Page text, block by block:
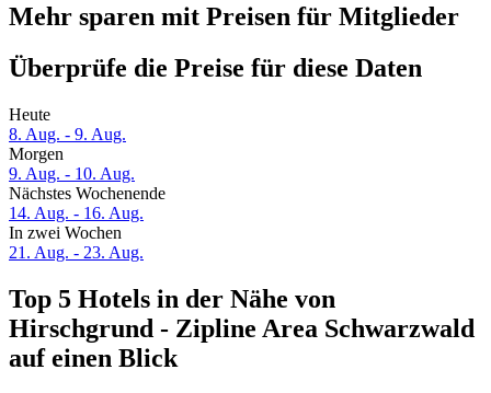
Mehr sparen mit Preisen für Mitglieder
Überprüfe die Preise für diese Daten
Heute
8. Aug. - 9. Aug.
Morgen
9. Aug. - 10. Aug.
Nächstes Wochenende
14. Aug. - 16. Aug.
In zwei Wochen
21. Aug. - 23. Aug.
Top 5 Hotels in der Nähe von
Hirschgrund - Zipline Area Schwarzwald
auf einen Blick